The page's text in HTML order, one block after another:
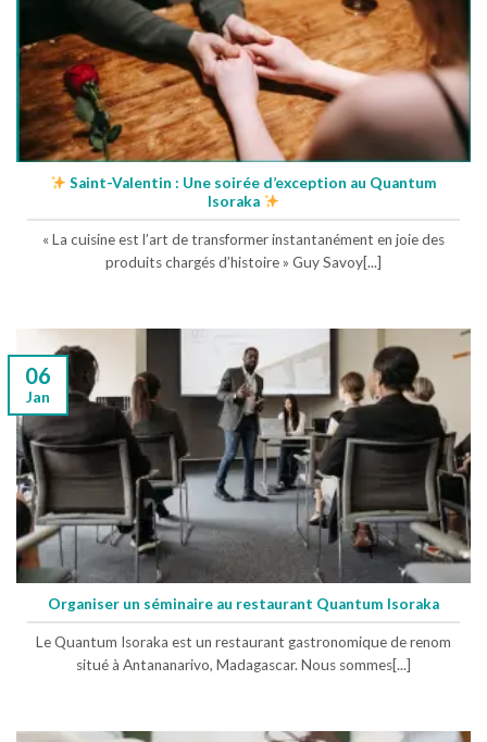
Saint-Valentin : Une soirée d’exception au Quantum
Isoraka
« La cuisine est l’art de transformer instantanément en joie des
produits chargés d’histoire » Guy Savoy[...]
Organiser un séminaire au restaurant Quantum Isoraka
Le Quantum Isoraka est un restaurant gastronomique de renom
situé à Antananarivo, Madagascar. Nous sommes[...]
06
Jan